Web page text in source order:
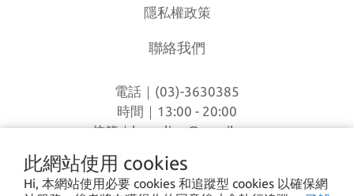
此網站使用 cookies
Hi, 本網站使用必要 cookies 和追蹤型 cookies 以確保網
隱私權政策
聯絡我們
電話｜(03)-3630385
時間｜13:00 - 20:00
信箱｜loverlien@gmail.com
地址｜桃園市八德區和平路1168巷7號